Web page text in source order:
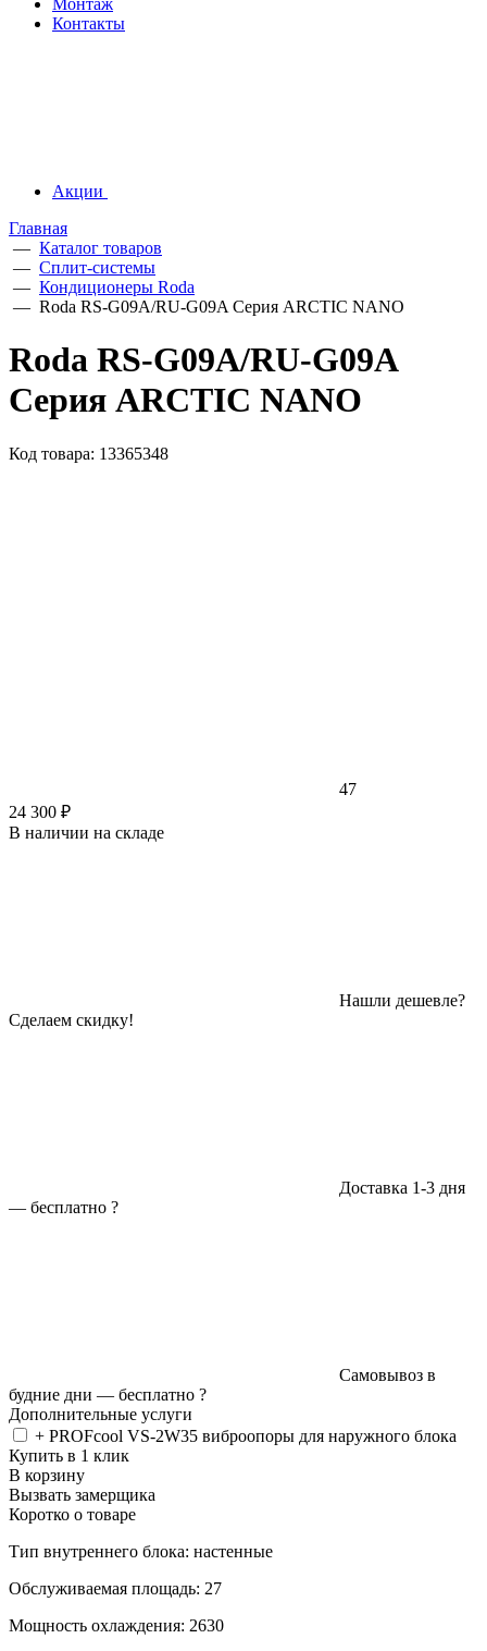
Монтаж
Контакты
Акции
Главная
— Каталог товаров
— Сплит-системы
— Кондиционеры Roda
— Roda RS-G09A/RU-G09A Серия ARCTIC NANO
Roda RS-G09A/RU-G09A
Серия ARCTIC NANO
Код товара: 13365348
47
24 300 ₽
В наличии на складе
Нашли дешевле?
Сделаем скидку!
Доставка 1-3 дня
— бесплатно ?
Самовывоз в
будние дни — бесплатно ?
Дополнительные услуги
+ PROFcool VS-2W35 виброопоры для наружного блока
Купить в 1 клик
В корзину
Вызвать замерщика
Коротко о товаре
Тип внутреннего блока: настенные
Обслуживаемая площадь: 27
Мощность охлаждения: 2630